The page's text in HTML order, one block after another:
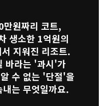
원짜리 코트,
생소한 1억원의
지워진 리조트.
바라는 '과시'가
수 없는 '단절'을
는 무엇일까요.